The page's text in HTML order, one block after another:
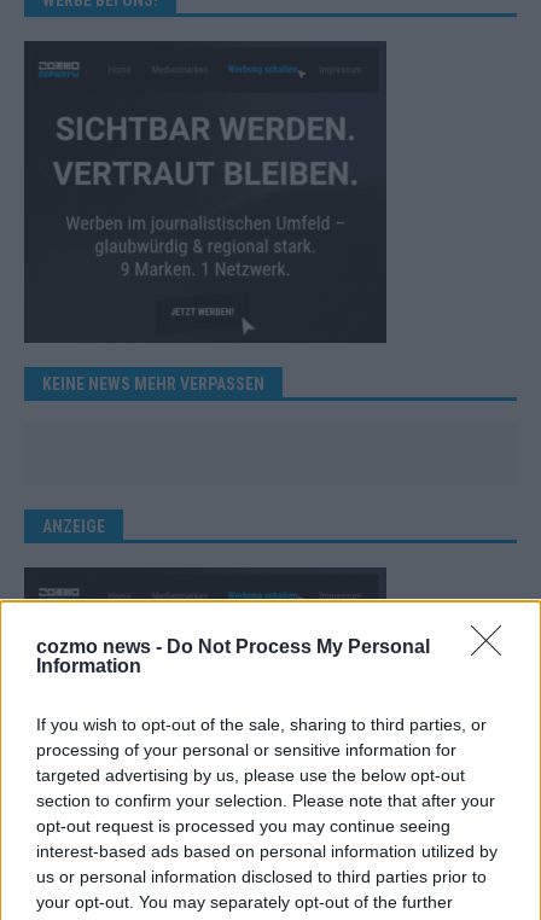
cozmo news - Do Not Process My Personal
Information
If you wish to opt-out of the sale, sharing to third parties, or
processing of your personal or sensitive information for
targeted advertising by us, please use the below opt-out
section to confirm your selection. Please note that after your
opt-out request is processed you may continue seeing
interest-based ads based on personal information utilized by
us or personal information disclosed to third parties prior to
your opt-out. You may separately opt-out of the further
KEINE NEWS MEHR VERPASSEN
ANZEIGE